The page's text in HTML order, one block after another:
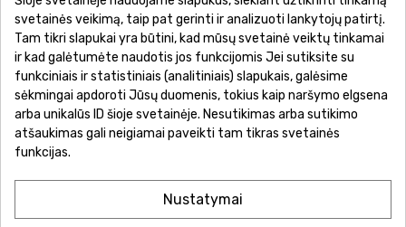
Pirkimo sąlygos ir taisyklės
Privatumo politika
Garantinis aptarnavimas
Prekių pristatymas
Prekių grąžinimas
Atsiskaitymo būdai
svetainės veikimą, taip pat gerinti ir analizuoti lankytojų patirtį.
Tam tikri slapukai yra būtini, kad mūsų svetainė veiktų tinkamai
ir kad galėtumėte naudotis jos funkcijomis Jei sutiksite su
funkciniais ir statistiniais (analitiniais) slapukais, galėsime
sėkmingai apdoroti Jūsų duomenis, tokius kaip naršymo elgsena
arba unikalūs ID šioje svetainėje. Nesutikimas arba sutikimo
atšaukimas gali neigiamai paveikti tam tikras svetainės
funkcijas.
Nustatymai